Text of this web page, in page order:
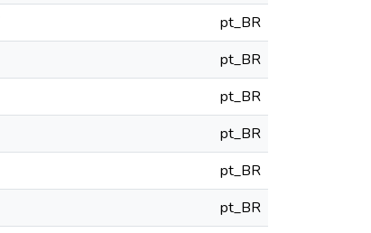
pt_BR
pt_BR
pt_BR
pt_BR
pt_BR
pt_BR